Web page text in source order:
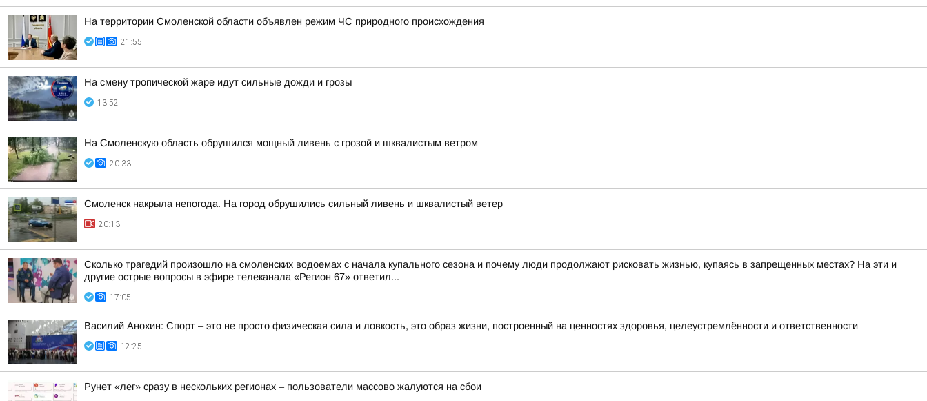
На территории Смоленской области объявлен режим ЧС природного происхождения
21:55
На смену тропической жаре идут сильные дожди и грозы
13:52
На Смоленскую область обрушился мощный ливень с грозой и шквалистым ветром
20:33
Смоленск накрыла непогода. На город обрушились сильный ливень и шквалистый ветер
20:13
Сколько трагедий произошло на смоленских водоемах с начала купального сезона и почему люди продолжают рисковать жизнью, купаясь в запрещенных местах? На эти и
другие острые вопросы в эфире телеканала «Регион 67» ответил...
17:05
Василий Анохин: Спорт – это не просто физическая сила и ловкость, это образ жизни, построенный на ценностях здоровья, целеустремлённости и ответственности
12:25
Рунет «лег» сразу в нескольких регионах – пользователи массово жалуются на сбои